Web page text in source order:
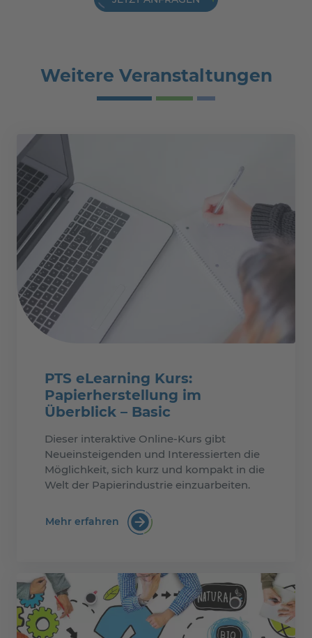
Weitere Veranstaltungen
PTS eLearning Kurs:
Papierherstellung im
Überblick – Basic
Dieser interaktive Online-Kurs gibt
Neueinsteigenden und Interessierten die
Möglichkeit, sich kurz und kompakt in die
Welt der Papierindustrie einzuarbeiten.
Mehr erfahren :PTS eLearning Kurs: